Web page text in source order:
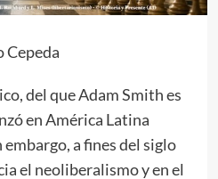
Cepeda
del que Adam Smith es
en América Latina
embargo, a fines del siglo
el neoliberalismo y en el